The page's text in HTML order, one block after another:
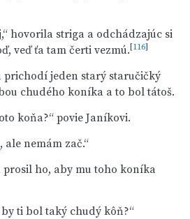
hovorila striga a odchádzajúc si
veď ťa tam čerti vezmú. [116]
prichodí jeden starý staručičký
chudého koníka a to bol tátoš.
koňa?“ povie Janíkovi.
ale nemám zač.“
ho, aby mu toho koníka
by ti bol taký chudý kôň?“